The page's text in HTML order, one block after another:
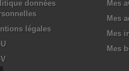
données
légales
Mes
Mes
Mes
Mes